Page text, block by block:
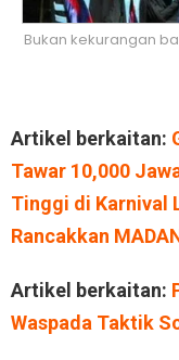
Bukan kekurangan
Artikel berkaitan:
Tawar 10,000
Tinggi di Karnival
Rancakkan
Artikel berkaitan:
Waspada Taktik